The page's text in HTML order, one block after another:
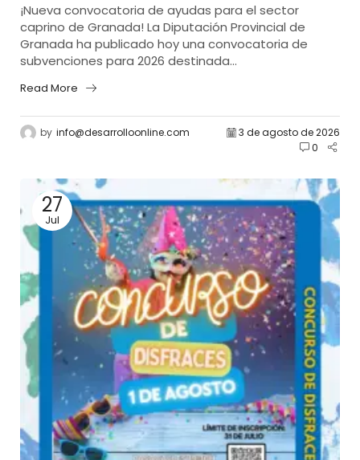
¡Nueva convocatoria de ayudas para el sector
caprino de Granada! La Diputación Provincial de
Granada ha publicado hoy una convocatoria de
subvenciones para 2026 destinada...
Read More
by info@desarrolloonline.com
3 de agosto de 2026
0
27
Jul